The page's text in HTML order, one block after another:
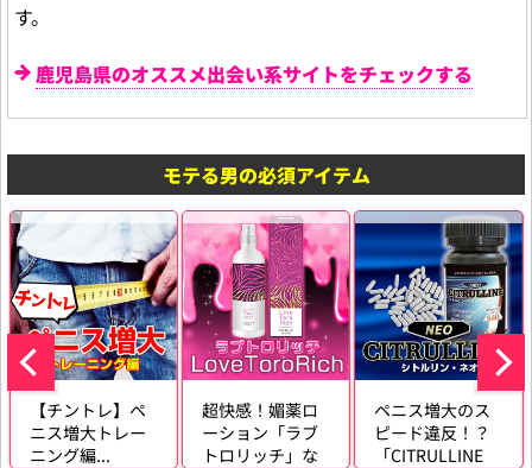
す。
鹿児島県のオススメ出会い系サイトをチェックする
モテる男の必須アイテム
超快感！媚薬ロ
ーション「ラブ
トロリッチ」な
ペニス増大のス
ピード違反！？
「CITRULLINE
【チントレ】ペ
ニス増大トレー
ニング編...